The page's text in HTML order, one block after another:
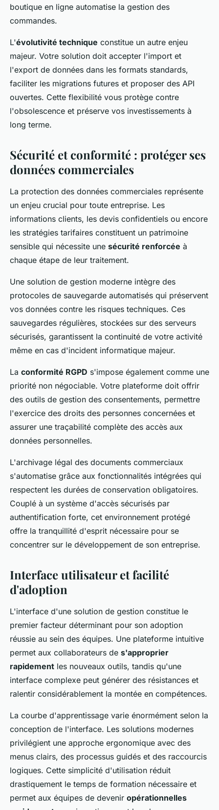
boutique en ligne automatise la gestion des
commandes.
L'évolutivité technique constitue un autre enjeu
majeur. Votre solution doit accepter l'import et
l'export de données dans les formats standards,
faciliter les migrations futures et proposer des API
ouvertes. Cette flexibilité vous protège contre
l'obsolescence et préserve vos investissements à
long terme.
Sécurité et conformité : protéger ses
données commerciales
La protection des données commerciales représente
un enjeu crucial pour toute entreprise. Les
informations clients, les devis confidentiels ou encore
les stratégies tarifaires constituent un patrimoine
sensible qui nécessite une sécurité renforcée à
chaque étape de leur traitement.
Une solution de gestion moderne intègre des
protocoles de sauvegarde automatisés qui préservent
vos données contre les risques techniques. Ces
sauvegardes régulières, stockées sur des serveurs
sécurisés, garantissent la continuité de votre activité
même en cas d'incident informatique majeur.
La conformité RGPD s'impose également comme une
priorité non négociable. Votre plateforme doit offrir
des outils de gestion des consentements, permettre
l'exercice des droits des personnes concernées et
assurer une traçabilité complète des accès aux
données personnelles.
L'archivage légal des documents commerciaux
s'automatise grâce aux fonctionnalités intégrées qui
respectent les durées de conservation obligatoires.
Couplé à un système d'accès sécurisés par
authentification forte, cet environnement protégé
offre la tranquillité d'esprit nécessaire pour se
concentrer sur le développement de son entreprise.
Interface utilisateur et facilité
d'adoption
L'interface d'une solution de gestion constitue le
premier facteur déterminant pour son adoption
réussie au sein des équipes. Une plateforme intuitive
permet aux collaborateurs de s'approprier
rapidement les nouveaux outils, tandis qu'une
interface complexe peut générer des résistances et
ralentir considérablement la montée en compétences.
La courbe d'apprentissage varie énormément selon la
conception de l'interface. Les solutions modernes
privilégient une approche ergonomique avec des
menus clairs, des processus guidés et des raccourcis
logiques. Cette simplicité d'utilisation réduit
drastiquement le temps de formation nécessaire et
permet aux équipes de devenir opérationnelles